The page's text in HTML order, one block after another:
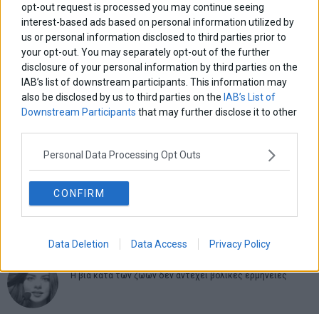
opt-out request is processed you may continue seeing
interest-based ads based on personal information utilized by
us or personal information disclosed to third parties prior to
your opt-out. You may separately opt-out of the further
disclosure of your personal information by third parties on the
IAB’s list of downstream participants. This information may
also be disclosed by us to third parties on the IAB’s List of
Downstream Participants that may further disclose it to other
Personal Data Processing Opt Outs
CONFIRM
Data Deletion Data Access Privacy Policy
ΑΡΘΡΟΓΡΑΦΟΙ
Εύη Φραγκάκη
Η αληθινή παιδεία ξεκινά από την ψυχή…
Η βία κατά των ζώων δεν αντέχει βολικές ερμηνείες